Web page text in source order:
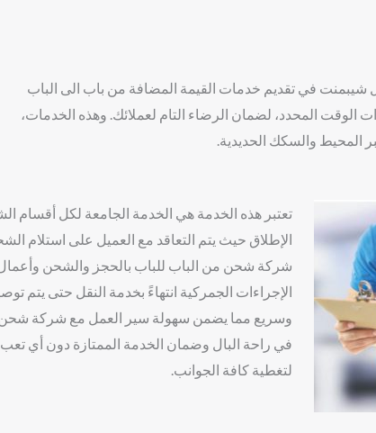
في تقديم خدمات القيمة المضافة من باب الى الباب
الوقت المحدد، لضمان الرضاء التام لعملائك. وهذه الخدمات،
المحيط والسكك الحديدية.
تعتبر هذه الخدمة هي الخدمة الجامعة لكل أقسام
الإطلاق حيث يتم التعاقد مع العميل على استلام
شركة شحن من الباب للباب بالحجز والشحن وأعمال
الإجراءات الجمركية انتهاءً بخدمة النقل حتى يتم
وسريع مما يضمن سهولة سير العمل مع شركة شحن
في راحة البال وضمان الخدمة الممتازة دون أي
لتغطية كافة الجوانب.